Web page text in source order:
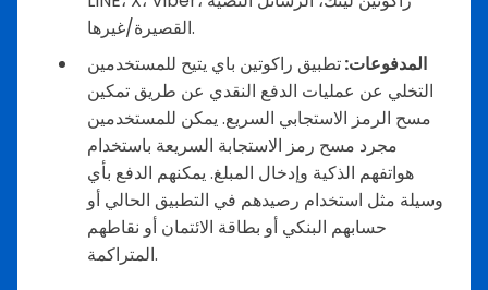
القصيرة/غيرها.
المدفوعات:تطبيق راكوتين باي يتيح للمستخدمين
التخلي عن عمليات الدفع النقدي عن طريق تمكين
مسح الرمز الاستجابي السريع. يمكن للمستخدمين
مجرد مسح رمز الاستجابة السريعة باستخدام
هواتفهم الذكية وإدخال المبلغ. يمكنهم الدفع بأي
وسيلة مثل استخدام رصيدهم في التطبيق الحالي أو
حسابهم البنكي أو بطاقة الائتمان أو نقاطهم
المتراكمة.